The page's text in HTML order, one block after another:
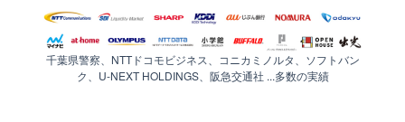
千葉県警察、NTTドコモビジネス、コニカミノルタ、ソフトバン
ク、U-NEXT HOLDINGS、阪急交通社 ...多数の実績